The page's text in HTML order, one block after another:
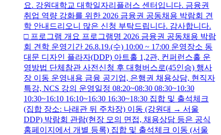
요. 강원대학교 대학일자리플러스 센터입니다. 금융권
취업 역량 강화를 위한 2026 금융권 공동채용 박람회 견
학 안내드리오니 많은 신청 부탁드립니다. 감사합니다.
□ 프로그램 개요 프로그램명 2026 금융권 공동채용 박람
회 견학 운영기간 26.8.19.(수) 10:00 ~ 17:00 운영장소 동
대문 디자인 플라자(DDP) 아트홀 1,2관, 컨퍼런스홀 운
영방법 단체참관 사전신청 후 대형버스로(45인승) 행사
장 이동 운영내용 금융 공기업, 은행권 채용상담, 현직자
특강, NCS 강의 운영일정 08:20~08:30 08:30~10:30
10:30~16:10 16:10~16:30 16:30~18:30 집합 및 출석체크
(집합 장소: 나래관 뒤 주차장) 이동 (강원대 → 서울
DDP) 박람회 관람(현장 모의 면접, 채용상담 등은 공식
홈페이지에서 개별 등록) 집합 및 출석체크 이동 (서울